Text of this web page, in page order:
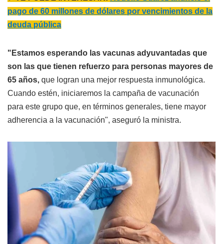
pago de 60 millones de dólares por vencimientos de la
deuda pública
"Estamos esperando las vacunas adyuvantadas que
son las que tienen refuerzo para personas mayores de
65 años, que logran una mejor respuesta inmunológica.
Cuando estén, iniciaremos la campaña de vacunación
para este grupo que, en términos generales, tiene mayor
adherencia a la vacunación", aseguró la ministra.